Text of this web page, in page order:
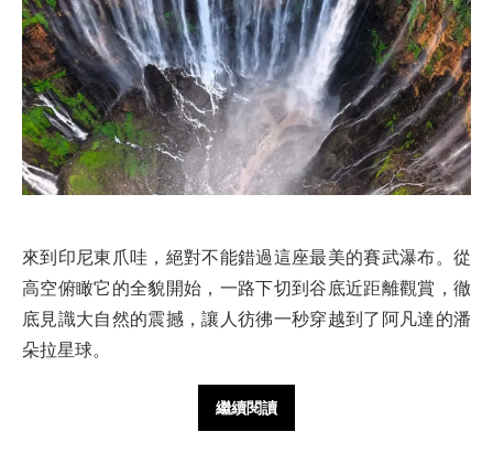
來到印尼東爪哇，絕對不能錯過這座最美的賽武瀑布。從
高空俯瞰它的全貌開始，一路下切到谷底近距離觀賞，徹
底見識大自然的震撼，讓人彷彿一秒穿越到了阿凡達的潘
朵拉星球。
繼續閱讀